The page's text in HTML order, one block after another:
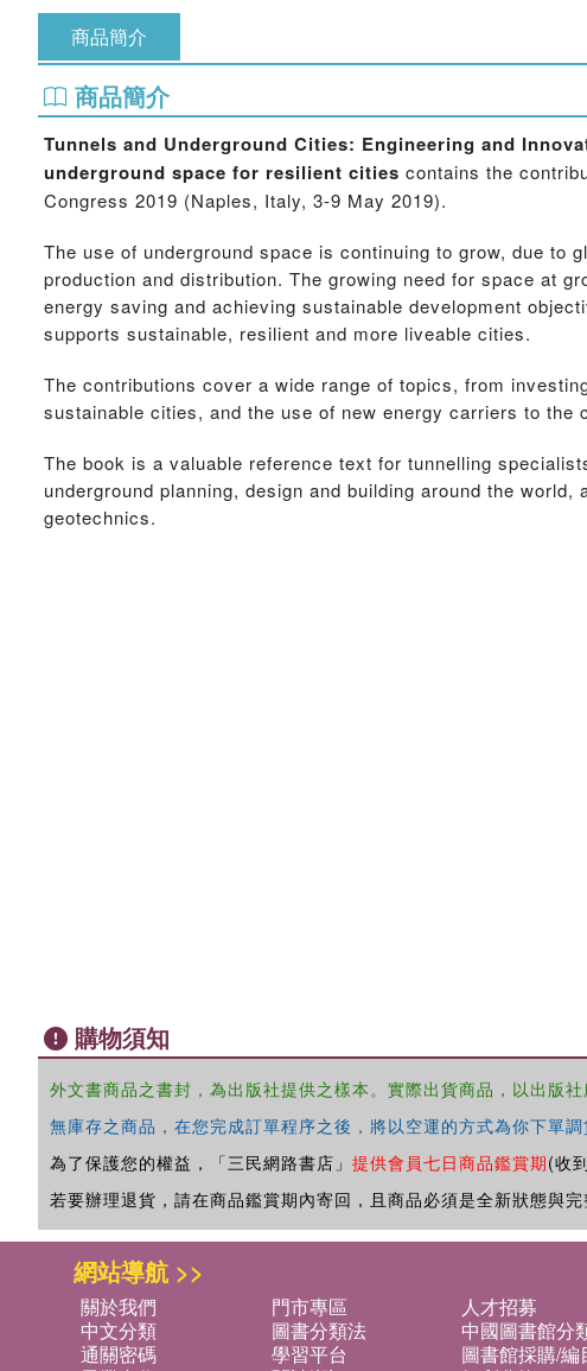
商品簡介
商品簡介
Tunnels and Underground Cities: Engineering and
underground space for resilient cities contains the
Congress 2019 (Naples, Italy, 3-9 May 2019).
The use of underground space is continuing to grow, due to
production and distribution. The growing need for space at
energy saving and achieving sustainable development
supports sustainable, resilient and more liveable cities.
The contributions cover a wide range of topics, from
sustainable cities, and the use of new energy carriers to the
The book is a valuable reference text for tunnelling
underground planning, design and building around the
geotechnics.
購物須知
外文書商品之書封，為出版社提供之樣本。實際出貨商品，以出版
無庫存之商品，在您完成訂單程序之後，將以空運的方式為你下單
為了保護您的權益，「三民網路書店」 提供會員七日商品鑑賞期(收
若要辦理退貨，請在商品鑑賞期內寄回，且商品必須是全新狀態與
網站導航 >>
關於我們 門市專區 人才招募
中文分類
圖書分類法 中國圖書館分
通關密碼
學習平台 圖書館採購/編